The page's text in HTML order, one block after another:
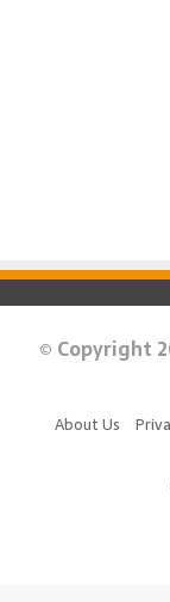
© Copyright
About Us